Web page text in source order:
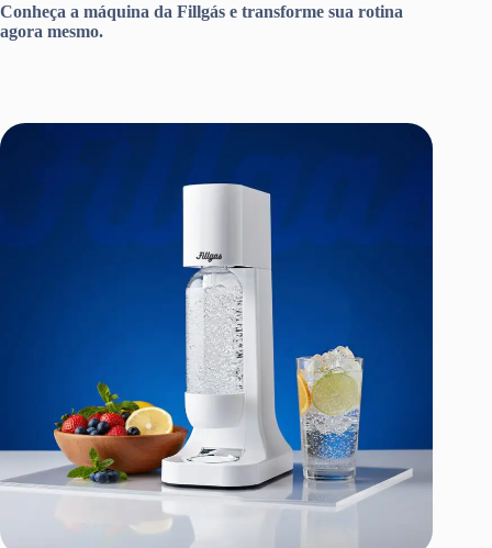
Conheça a máquina da Fillgás e transforme sua rotina
agora mesmo.